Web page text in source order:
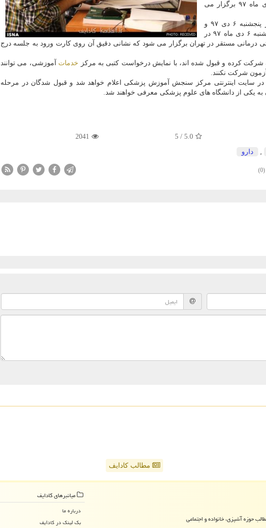
دانش آموختگان دندانپزشكی خارج از كشور ۶ دی ماه ۹۷ برگزار می
آزمون دروس اختصاصی رأس ساعت ۹ پگاه روز پنجشنبه ۶ دی ۹۷ و
آزمون دروس علوم پایه رأس ساعت ۱۴ روز پنجشنبه ۶ دی ماه ۹۷ در
درمانی مستقر در تهران برگزار می شود كه نشانی دقیق آن روی كارت ورود به جلسه درج
شركت كرده و قبول شده اند، با نمایش درخواست كتبی به مركز خدمات آموزشی، می توانند
آزمون شركت نكنند.
سایت اینترنتی مركز سنجش آموزش پزشكی اعلام خواهد شد و قبول شدگان در مرحله
یكی از دانشگاه های علوم پزشكی معرفی خواهند شد.
5.0
/
5
2041
, دارو
(0)
مطالب کادایف
حوزه آشپزی، خانواده و اجتماعی
میانبرهای كادایف
درباره ما
بک لینک در كادایف